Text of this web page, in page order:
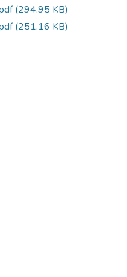
(294.95 KB)
(251.16 KB)